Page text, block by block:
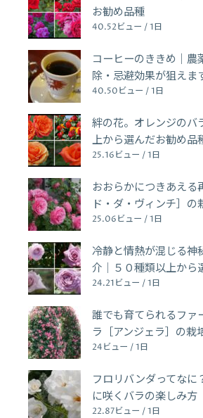
お勧め品種
40.52ビュー / 1日
コーヒーのききめ｜農
除・忌避効果が狙えま
40.50ビュー / 1日
絆の花。オレンジのバ
上から選んだお勧め品
25.16ビュー / 1日
おおらかにつきあえる
ド・ダ・ヴィンチ］の
25.06ビュー / 1日
冷静と情熱が混じる神
介｜５０種類以上から
24.21ビュー / 1日
誰でも育てられるファ
ラ［アンジェラ］の栽
24ビュー / 1日
フロリバンダってなに
に咲くバラの楽しみ方
22.87ビュー / 1日